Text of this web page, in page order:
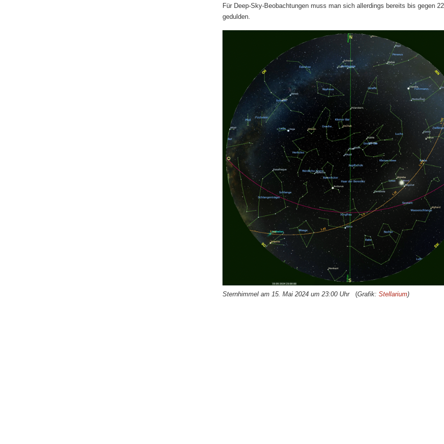
Für Deep-Sky-Beobachtungen muss man sich allerdings bereits bis gegen
gedulden.
Sternhimmel am 15. Mai 2024 um 23:00 Uhr (Grafik:Stellarium)